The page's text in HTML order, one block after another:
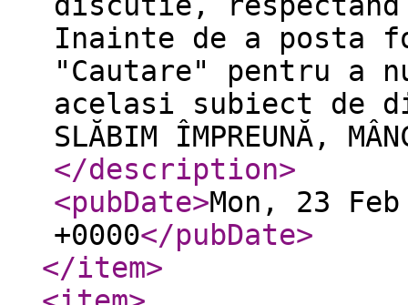
Inainte de a posta
"Cautare" pentru a
acelasi subiect de
SLĂBIM ÎMPREUNĂ,
</description>
<pubDate>Mon, 23
+0000</pubDate>
</item>